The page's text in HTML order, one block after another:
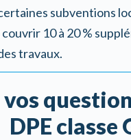
subventions
10 à 20 %
travaux.
vos
DPE classe